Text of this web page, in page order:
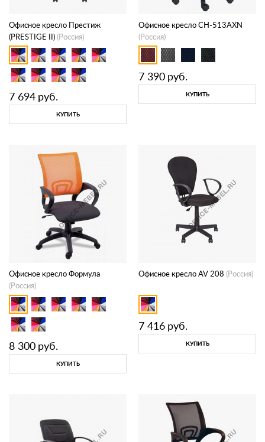
Офисное кресло Престиж
(PRESTIGE II)(Россия)
7 694 руб.
КУПИТЬ
Офисное кресло CH-513AXN
(Россия)
7 390 руб.
КУПИТЬ
Офисное кресло Формула
(Россия)
8 300 руб.
КУПИТЬ
Офисное кресло AV 208 (Россия)
7 416 руб.
КУПИТЬ